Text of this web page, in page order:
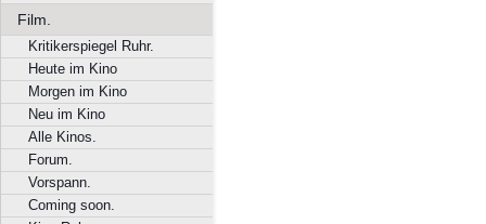
Film.
Kritikerspiegel Ruhr.
Heute im Kino
Morgen im Kino
Neu im Kino
Alle Kinos.
Forum.
Vorspann.
Coming soon.